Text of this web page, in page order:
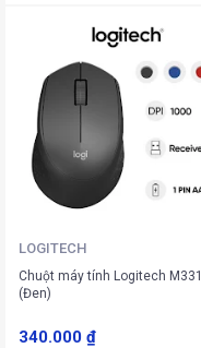
LOGITECH
Chuột máy tính Logitech M331
(Đen)
340.000 ₫